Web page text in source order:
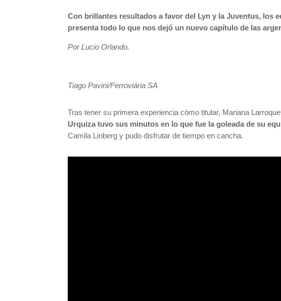
Con brillantes resultados a favor del Lyn y la Juventus, los
presenta todo lo que nos dejó un nuevo capítulo de las
Por Lucio Orlando.
Tiago Pavini/Ferroviária SA
Tras tener su primera experiencia cómo titular, Mariana
Urquiza tuvo sus minutos en lo que fue la goleada de su
Camila Linberg y pudo disfrutar de tiempo en cancha.